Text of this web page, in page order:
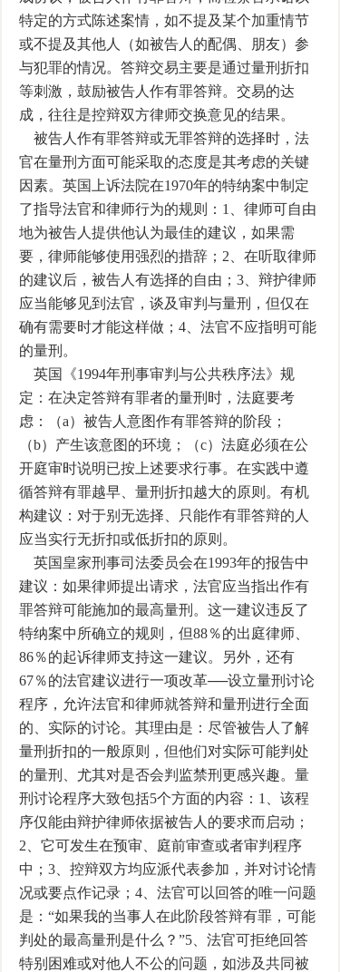
特定的方式陈述案情，如不提及某个加重情节
或不提及其他人（如被告人的配偶、朋友）参
与犯罪的情况。答辩交易主要是通过量刑折扣
等刺激，鼓励被告人作有罪答辩。交易的达
成，往往是控辩双方律师交换意见的结果。
被告人作有罪答辩或无罪答辩的选择时，法
官在量刑方面可能采取的态度是其考虑的关键
因素。英国上诉法院在1970年的特纳案中制定
了指导法官和律师行为的规则：1、律师可自由
地为被告人提供他认为最佳的建议，如果需
要，律师能够使用强烈的措辞；2、在听取律师
的建议后，被告人有选择的自由；3、辩护律师
应当能够见到法官，谈及审判与量刑，但仅在
确有需要时才能这样做；4、法官不应指明可能
的量刑。
英国《1994年刑事审判与公共秩序法》规
定：在决定答辩有罪者的量刑时，法庭要考
虑：（a）被告人意图作有罪答辩的阶段；
（b）产生该意图的环境；（c）法庭必须在公
开庭审时说明已按上述要求行事。在实践中遵
循答辩有罪越早、量刑折扣越大的原则。有机
构建议：对于别无选择、只能作有罪答辩的人
应当实行无折扣或低折扣的原则。
英国皇家刑事司法委员会在1993年的报告中
建议：如果律师提出请求，法官应当指出作有
罪答辩可能施加的最高量刑。这一建议违反了
特纳案中所确立的规则，但88％的出庭律师、
86％的起诉律师支持这一建议。另外，还有
67％的法官建议进行一项改革──设立量刑讨论
程序，允许法官和律师就答辩和量刑进行全面
的、实际的讨论。其理由是：尽管被告人了解
量刑折扣的一般原则，但他们对实际可能判处
的量刑、尤其对是否会判监禁刑更感兴趣。量
刑讨论程序大致包括5个方面的内容：1、该程
序仅能由辩护律师依据被告人的要求而启动；
2、它可发生在预审、庭前审查或者审判程序
中；3、控辩双方均应派代表参加，并对讨论情
况或要点作记录；4、法官可以回答的唯一问题
是：“如果我的当事人在此阶段答辩有罪，可能
判处的最高量刑是什么？”5、法官可拒绝回答
特别困难或对他人不公的问题，如涉及共同被